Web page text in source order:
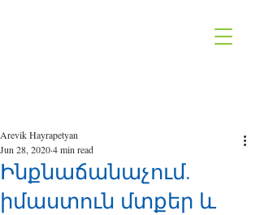
Ինքնաճանաչում.
իմաստուն մտքեր և
Arevik Hayrapetyan
Jun 28, 20204 min read